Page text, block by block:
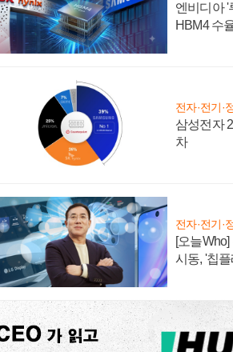
엔비디아 '
HBM4 수
전자·전기·
삼성전자
차
전자·전기·
[오늘
시동, '칩